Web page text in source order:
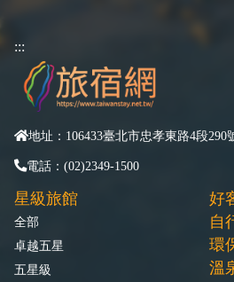
:::
地址：106433臺北市忠孝東路4段290
電話：(02)2349-1500
星級旅館
全部
卓越五星
五星級
好
自
環
溫